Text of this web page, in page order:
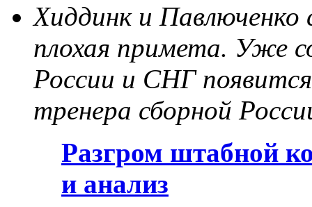
Хиддинк и Павлюченко
плохая примета. Уже
России и СНГ
тренера сборной
Разгром штабной
и анализ